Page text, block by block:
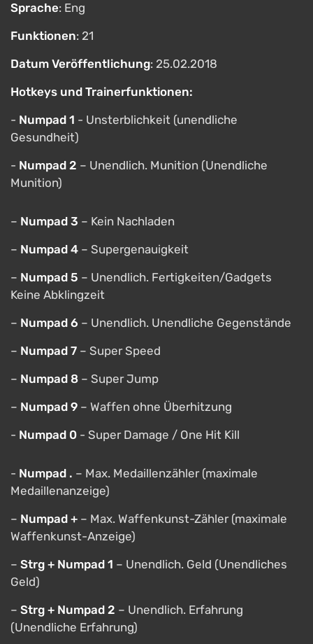
Sprache: Eng
Funktionen: 21
Datum Veröffentlichung: 25.02.2018
Hotkeys und Trainerfunktionen:
- Numpad 1 - Unsterblichkeit (unendliche
Gesundheit)
- Numpad 2 – Unendlich. Munition (Unendliche
Munition)
– Numpad 3 – Kein Nachladen
– Numpad 4 – Supergenauigkeit
– Numpad 5 – Unendlich. Fertigkeiten/Gadgets
Keine Abklingzeit
– Numpad 6 – Unendlich. Unendliche Gegenstände
– Numpad 7 – Super Speed ​​​​
– Numpad 8 – Super Jump
– Numpad 9 – Waffen ohne Überhitzung
- Numpad 0 - Super Damage / One Hit Kill
- Numpad . – Max. Medaillenzähler (maximale
Medaillenanzeige)
– Numpad + – Max. Waffenkunst-Zähler (maximale
Waffenkunst-Anzeige)
– Strg + Numpad 1 – Unendlich. Geld (Unendliches
Geld)
– Strg + Numpad 2 – Unendlich. Erfahrung
(Unendliche Erfahrung)